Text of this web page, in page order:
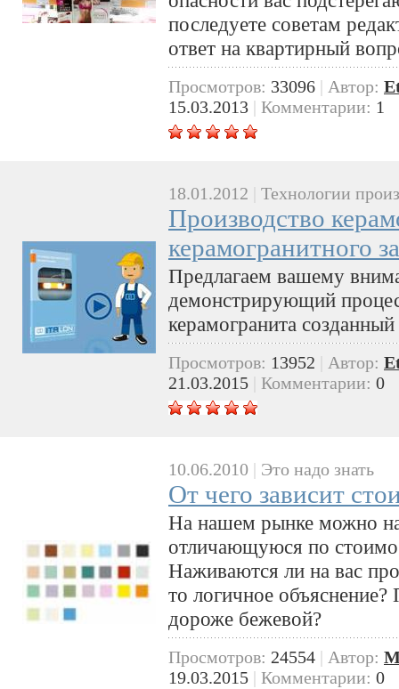
последуете советам
ответ на квартирный
Просмотров: 33096 | Автор:
15.03.2013 | Комментарии: 1
18.01.2012 Технологии
Производство
керамогранитного
Предлагаем вашему
демонстрирующий
керамогранита
Просмотров: 13952 Автор:
21.03.2015
Комментарии: 0
10.06.2010 | Это надо знать
От чего зависит
На нашем рынке можно
отличающуюся по
Наживаются ли на вас
то логичное
дороже бежевой?
Просмотров: 24554 | Автор:
19.03.2015 | Комментарии: 0